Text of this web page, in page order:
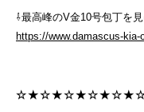
⇩最高峰のV金10号包丁を
https://www.damascus-